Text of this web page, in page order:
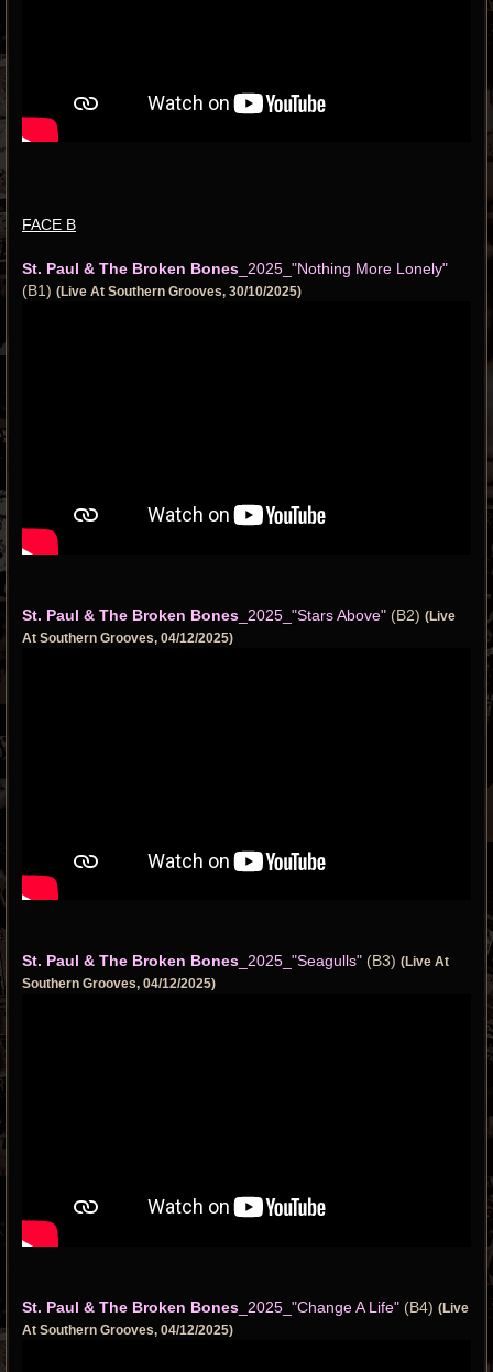
FACE B
St. Paul & The Broken Bones _2025_"Nothing More Lonely"
(B1) (Live At Southern Grooves, 30/10/2025)
St. Paul & The Broken Bones _2025_"Stars Above" (B2) (Live
At Southern Grooves, 04/12/2025)
St. Paul & The Broken Bones _2025_"Seagulls" (B3) (Live At
Southern Grooves, 04/12/2025)
St. Paul & The Broken Bones _2025_"Change A Life" (B4) (Live
At Southern Grooves, 04/12/2025)